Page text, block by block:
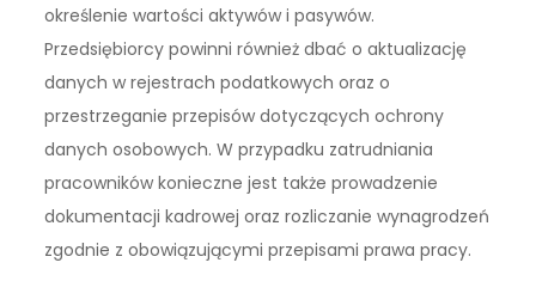
określenie wartości aktywów i pasywów.
Przedsiębiorcy powinni również dbać o aktualizację
danych w rejestrach podatkowych oraz o
przestrzeganie przepisów dotyczących ochrony
danych osobowych. W przypadku zatrudniania
pracowników konieczne jest także prowadzenie
dokumentacji kadrowej oraz rozliczanie wynagrodzeń
zgodnie z obowiązującymi przepisami prawa pracy.